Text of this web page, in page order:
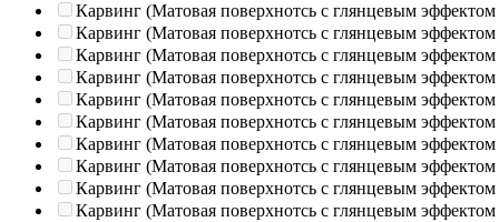
Карвинг (Матовая поверхнотсь с глянцевым эффектом
Карвинг (Матовая поверхнотсь с глянцевым эффектом
Карвинг (Матовая поверхнотсь с глянцевым эффектом
Карвинг (Матовая поверхнотсь с глянцевым эффектом
Карвинг (Матовая поверхнотсь с глянцевым эффектом
Карвинг (Матовая поверхнотсь с глянцевым эффектом
Карвинг (Матовая поверхнотсь с глянцевым эффектом
Карвинг (Матовая поверхнотсь с глянцевым эффектом
Карвинг (Матовая поверхнотсь с глянцевым эффектом
Карвинг (Матовая поверхнотсь с глянцевым эффектом